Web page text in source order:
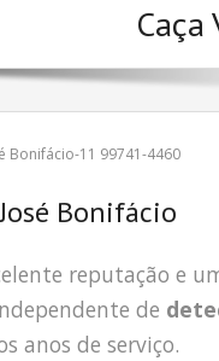
Bonifácio-11 99741-4460
Bonifácio
reputação e
de
anos de serviço.